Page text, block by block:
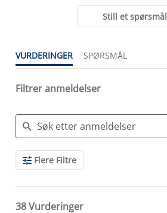
Still et spørsmål
VURDERINGER SPØRSMÅL
Filtrer anmeldelser
Search
ReviewsFlere Filtre
38 Vurderinger